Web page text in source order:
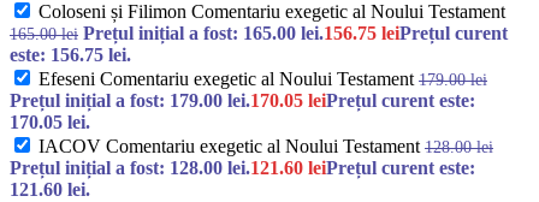
Coloseni și Filimon Comentariu exegetic al Noului Testament
165.00lei Prețul inițial a fost: 165.00 lei.156.75 leiPrețul curent
este: 156.75 lei.
Efeseni Comentariu exegetic al Noului Testament 179.00lei
Prețul inițial a fost: 179.00 lei.170.05 leiPrețul curent este:
170.05 lei.
IACOV Comentariu exegetic al Noului Testament 128.00lei
Prețul inițial a fost: 128.00 lei.121.60 leiPrețul curent este:
121.60 lei.